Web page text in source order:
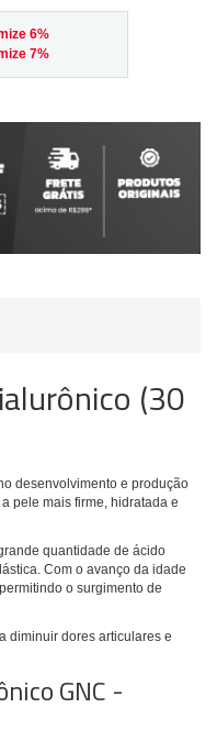
6%
7%
(30
desenvolvimento e produção
pele mais firme, hidratada e
quantidade de ácido
Com o avanço da idade
o surgimento de
diminuir dores articulares e
GNC -